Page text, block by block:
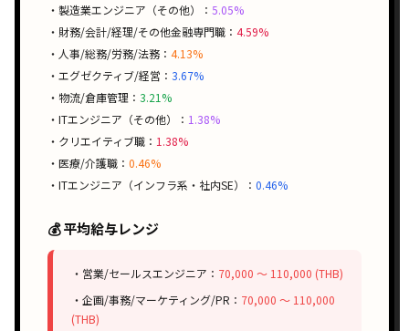
・製造業エンジニア（その他）： 5.05%
・財務/会計/経理/その他金融専門職： 4.59%
・人事/総務/労務/法務： 4.13%
・エグゼクティブ/経営： 3.67%
・物流/倉庫管理： 3.21%
・ITエンジニア（その他）： 1.38%
・クリエイティブ職： 1.38%
・医療/介護職： 0.46%
・ITエンジニア（インフラ系・社内SE）： 0.46%
💰 平均給与レンジ
・営業/セールスエンジニア： 70,000 〜 110,000 (THB)
・企画/事務/マーケティング/PR： 70,000 〜 110,000
(THB)